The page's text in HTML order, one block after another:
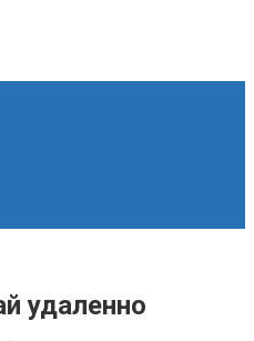
удаленно